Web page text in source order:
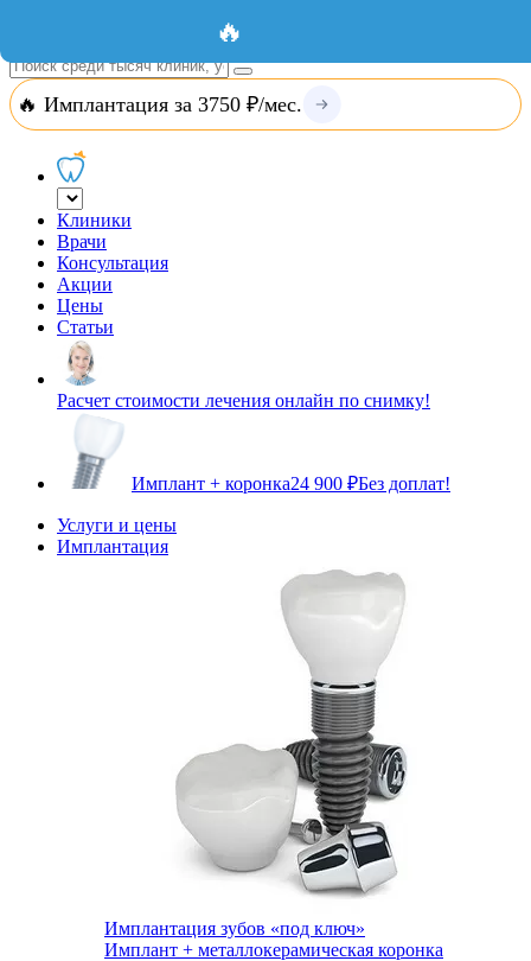
Вход
🔥 Имплантация за 3750 ₽/мес.
Клиники
Врачи
Консультация
Акции
Цены
Статьи
Расчет стоимости лечения онлайн по снимку!
Имплант + коронка24 900 ₽Без доплат!
Услуги и цены
Имплантация
Имплантация зубов «под ключ»
Имплант + металлокерамическая коронка
🔥